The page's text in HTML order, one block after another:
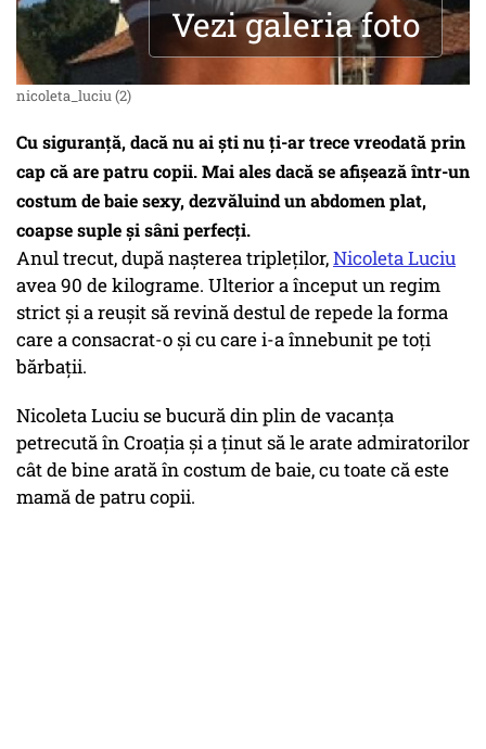
Vezi galeria foto
nicoleta_luciu (2)
Cu siguranţă, dacă nu ai ști nu ți-ar trece vreodată prin
cap că are patru copii. Mai ales dacă se afişează într-un
costum de baie sexy, dezvăluind un abdomen plat,
coapse suple şi sâni perfecţi.
Anul trecut, după naşterea tripleţilor,Nicoleta Luciu
avea 90 de kilograme. Ulterior a început un regim
strict şi a reuşit să revină destul de repede la forma
care a consacrat-o şi cu care i-a înnebunit pe toţi
bărbaţii.
Nicoleta Luciu se bucură din plin de vacanţa
petrecută în Croaţia şi a ţinut să le arate admiratorilor
cât de bine arată în costum de baie, cu toate că este
mamă de patru copii.